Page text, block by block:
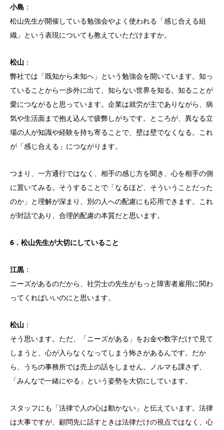
小島 ：
松山先生が開催している勉強会やよく使われる「感じ合える組
織」という表現についても教えていただけますか。
松山 ：
弊社では「既知から未知へ」という勉強会を開いています。知っ
ていることから一歩外に出て、知らない世界を知る。知ることが
愛につながると思っています。企業は就労が主でありながら、病
気や生活面まで抱え込んで疲弊しがちです。ところが、異なる立
場の人が知識や経験を持ち寄ることで、壁は壁でなくなる。これ
が「感じ合える」につながります。
つまり、一方通行ではなく、相手の感じ方を聞き、心を相手の側
に置いてみる。そうすることで「なるほど、そういうことだった
のか」と理解が深まり、別の人への配慮にも応用できます。これ
が対話であり、合理的配慮の本質だと思います。
6．松山先生が大切にしていること
江黒 ：
ニーズがあるのだから、社労士の先生がもっと障害者雇用に関わ
ってくればいいのにと思います。
松山 ：
そう思います。ただ、「ニーズがある」をお金や数字だけで見て
しまうと、心が入らなくなってしまう怖さがあるんです。だか
ら、うちの事務所では売上の話をしません。ノルマも課さず、
「みんなで一緒にやる」という姿勢を大切にしています。
スタッフにも「法律で人の心は動かない」と伝えています。法律
は大事ですが、顧問先に話すときは法律だけの視点ではなく、心